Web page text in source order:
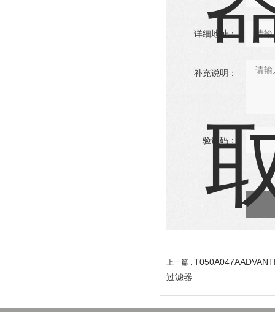
详细地址：
补充说明：
验证码：
上一篇 :
过滤器